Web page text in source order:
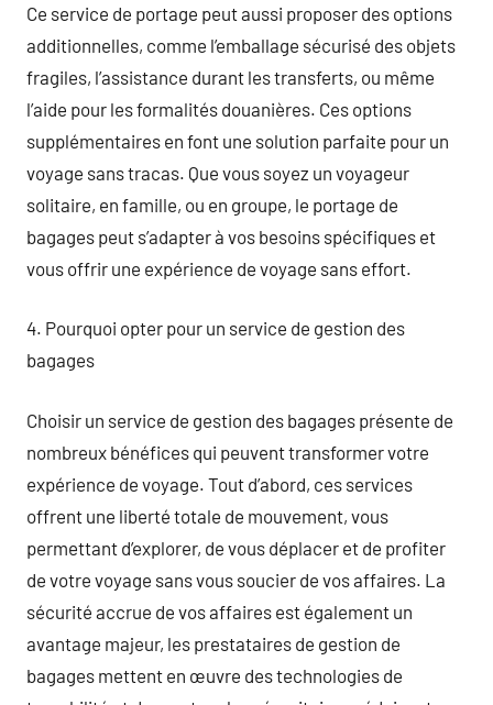
Ce service de portage peut aussi proposer des options
additionnelles, comme l’emballage sécurisé des objets
fragiles, l’assistance durant les transferts, ou même
l’aide pour les formalités douanières. Ces options
supplémentaires en font une solution parfaite pour un
voyage sans tracas. Que vous soyez un voyageur
solitaire, en famille, ou en groupe, le portage de
bagages peut s’adapter à vos besoins spécifiques et
vous offrir une expérience de voyage sans effort.
4. Pourquoi opter pour un service de gestion des
bagages
Choisir un service de gestion des bagages présente de
nombreux bénéfices qui peuvent transformer votre
expérience de voyage. Tout d’abord, ces services
offrent une liberté totale de mouvement, vous
permettant d’explorer, de vous déplacer et de profiter
de votre voyage sans vous soucier de vos affaires. La
sécurité accrue de vos affaires est également un
avantage majeur, les prestataires de gestion de
bagages mettent en œuvre des technologies de